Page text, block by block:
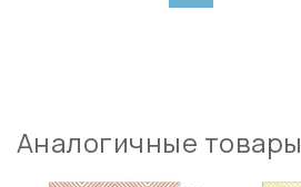
Аналогичные товары